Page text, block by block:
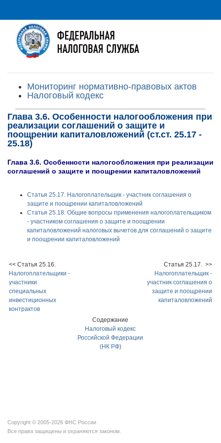
Мониторинг нормативно-правовых актов
Налоговый кодекс
Глава 3.6. Особенности налогообложения при
реализации соглашений о защите и
поощрении капиталовложений (ст.ст. 25.17 -
25.18)
Глава 3.6. Особенности налогообложения при реализации
соглашений о защите и поощрении капиталовложений
Статья 25.17. Налогоплательщик - участник соглашения о
защите и поощрении капиталовложений
Статья 25.18. Общие вопросы применения налогоплательщиком
- участником соглашения о защите и поощрении
капиталовложений налоговых вычетов для соглашений о защите
и поощрении капиталовложений
<< Статья 25.16.
Налогоплательщики -
участники
специальных
инвестиционных
контрактов
Статья 25.17. >>
Налогоплательщик -
участник соглашения о
защите и поощрении
капиталовложений
Содержание
Налоговый кодекс
Российской Федерации
(НК РФ)
Copyright © 2005-2026 ФНС России
Все права защищены и охраняются законом.